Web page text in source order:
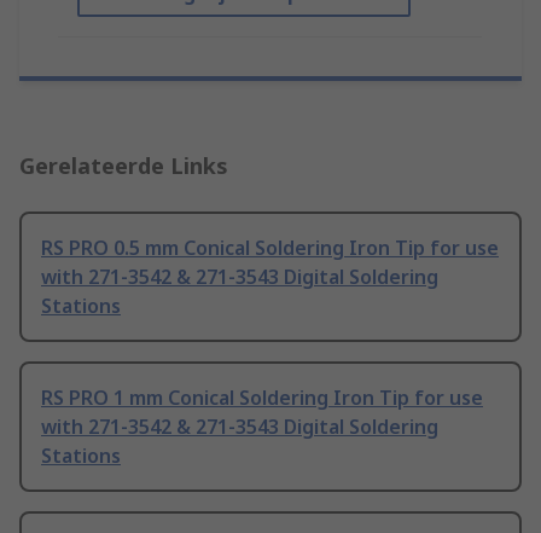
Gerelateerde Links
RS PRO 0.5 mm Conical Soldering Iron Tip for use
with 271-3542 & 271-3543 Digital Soldering
Stations
RS PRO 1 mm Conical Soldering Iron Tip for use
with 271-3542 & 271-3543 Digital Soldering
Stations